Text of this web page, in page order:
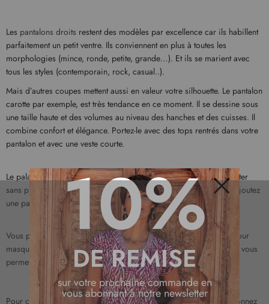
Les pantalons droits restent des modèles par excellence car ils habillent
parfaitement un petit ventre. Ils conviennent en plus à toutes les
morphologies (mince, ronde, petite, grande…). Et ils se marient avec
tous les styles (contemporain, rock, casual..).
Mais d’autres coupes mettent aussi en valeur votre silhouette. Le pantalon
carotte par exemple, est très tendance en ce moment. Il se dessine sous
une taille haute et des volumes au niveau des hanches et des cuisses. Il
combine confort et élégance. Portez-le avec des tops rentrés dans votre
pantalon et avec une veste courte.
Le palazzo fait partie despantalons fluidesque vous pouvez adopter
sans problème. Il présente une taille haute et des jambes larges. Ajoutez
une paire de chaussures à talons pour une allure longiligne.
Vous pouvez enfin opter pour des pantalons avec des ceintures pour
masquer votre ventre. Un modèle à rayures verticales par exemple vous
permet en plus d’allonger votre silhouette.
Pour composer de jolies tenues au quotidien et en soirée, sélectionnez
Fermer
10%
DE REMISE
sur votre prochaine commande en
vous abonnant à notre newsletter